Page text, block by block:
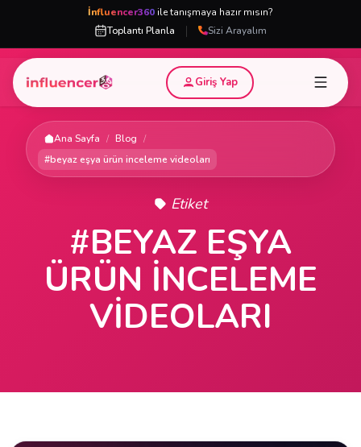
İnfluencer360 ile tanışmaya hazır mısın?
Toplantı Planla
| Sizi Arayalım
Giriş Yap
Ana Sayfa / Blog /
#beyaz eşya ürün inceleme videoları
Etiket
#BEYAZ EŞYA
ÜRÜN INCELEME
VIDEOLARI